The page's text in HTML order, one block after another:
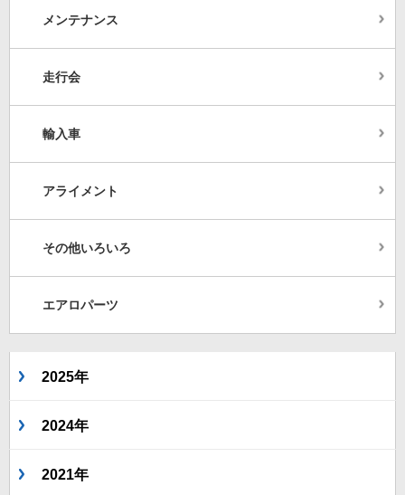
メンテナンス
走行会
輸入車
アライメント
その他いろいろ
エアロパーツ
2025年
2024年
2021年